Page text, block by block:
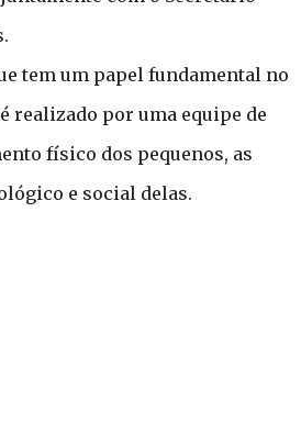
tem um papel fundamental no
realizado por uma equipe de
físico dos pequenos, as
e social delas.